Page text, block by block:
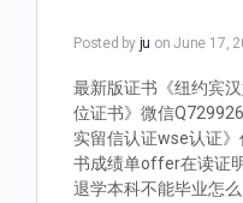
Posted by ju on June 17,
最新版证书《纽约宾
位证书》微信
实留信认证wse认证
书成绩单offer在读证
退学本科不能毕业怎